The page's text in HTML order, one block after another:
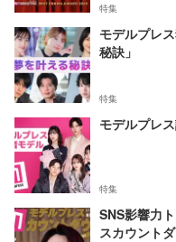
特集
モデルプレ
秘訣」
特集
モデルプレ
特集
SNS影響力
スカウントダ